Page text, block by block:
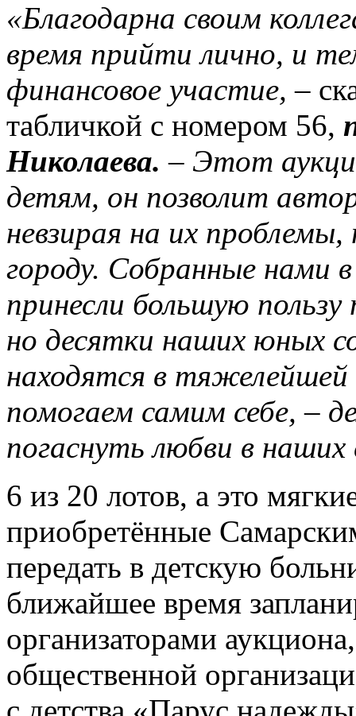
«Благодарна своим
время прийти лично, и
финансовое участие, –
табличкой с номером 56,
Николаева. – Этот
детям, он позволит
невзирая на их
городу. Собранные нами
принесли большую
но десятки наших юных
находятся в
помогаем самим себе, –
погаснуть любви в наших
6 из 20 лотов, а это
приобретённые
передать в детскую
ближайшее время
организаторами
общественной